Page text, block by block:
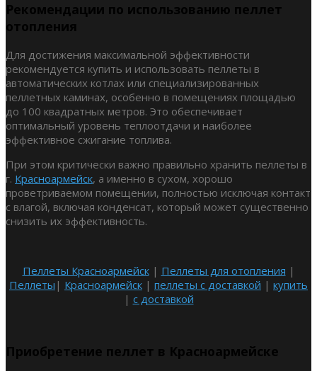
Рекомендации по использованию пеллет
отопления
Для достижения максимальной эффективности
рекомендуется купить и использовать пеллеты в
автоматических котлах или специализированных
пеллетных каминах, особенно в помещениях площадью
до 100 квадратных метров. Это обеспечивает
оптимальный уровень теплоотдачи и наиболее
эффективное сжигание топлива.
При этом критически важно правильно хранить пеллеты в
г. Красноармейск, а именно в сухом, хорошо
проветриваемом помещении, полностью исключая контакт
с влагой, включая конденсат, который может существенно
снизить их эффективность.
Пеллеты Красноармейск| Пеллеты для отопления |
Пеллеты | Красноармейск | пеллеты с доставкой | купить
| с доставкой
Приобретение пеллет в Красноармейске